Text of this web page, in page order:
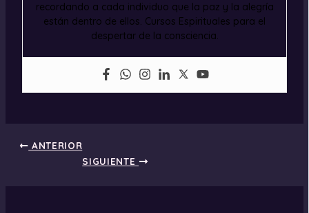
recordando a cada individuo que la paz y la alegría
están dentro de ellos. Cursos Espirituales para el
despertar de la consciencia.
ANTERIOR
SIGUIENTE